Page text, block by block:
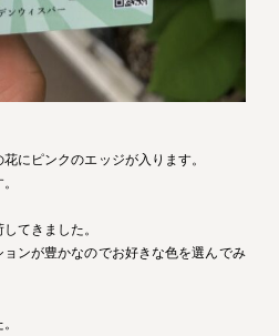
にピンクのエッジが入ります。
てきました。
ンが豊かなのでお好きな色を選んでみ